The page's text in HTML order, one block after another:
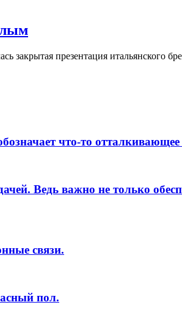
закрытая презентация
что-то
Ведь важно не только
связи.
пол.